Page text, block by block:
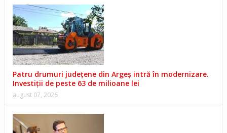
Patru drumuri județene din Argeș intră în modernizare.
Investiții de peste 63 de milioane lei
august 07, 2026